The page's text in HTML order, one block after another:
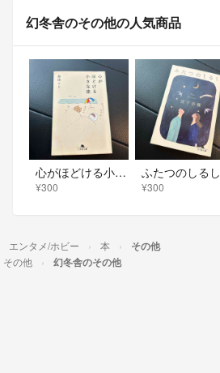
幻冬舎のその他の人気商品
心がほどける小さな旅
¥300
ふたつのしるし
¥300
エンタメ/ホビー 本 その他
その他 幻冬舎のその他